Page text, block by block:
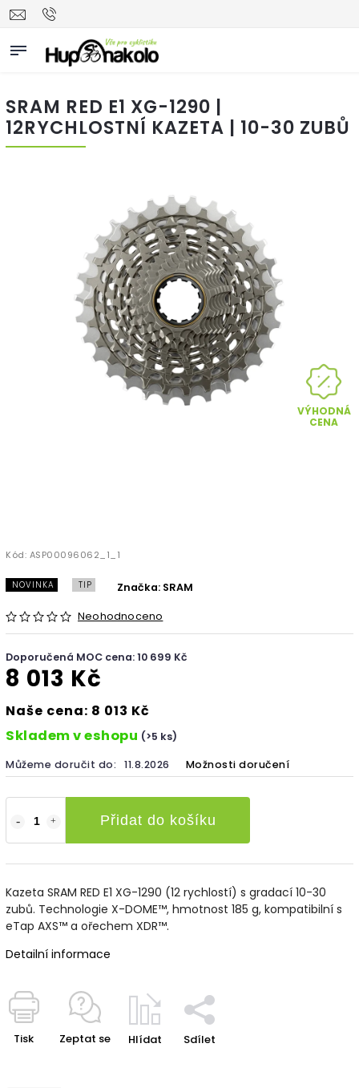
SRAM RED E1 XG-1290 |
12RYCHLOSTNÍ KAZETA | 10-30 ZUBŮ
VÝHODNÁ
CENA
Kód: ASP00096062_1_1
NOVINKA TIP
Neohodnoceno
Značka: SRAM
Doporučená MOC cena: 10 699 Kč
8 013 Kč
Naše cena: 8 013 Kč
Skladem v eshopu (>5 ks)
Můžeme doručit do: 11.8.2026 Možnosti doručení
Přidat do košíku
Kazeta SRAM RED E1 XG-1290 (12 rychlostí) s gradací 10-30
zubů. Technologie X-DOME™, hmotnost 185 g, kompatibilní s
eTap AXS™ a ořechem XDR™.
Detailní informace
Tisk Zeptat se Hlídat Sdílet